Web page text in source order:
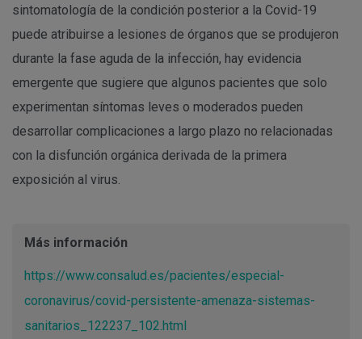
sintomatología de la condición posterior a la Covid-19
puede atribuirse a lesiones de órganos que se produjeron
durante la fase aguda de la infección, hay evidencia
emergente que sugiere que algunos pacientes que solo
experimentan síntomas leves o moderados pueden
desarrollar complicaciones a largo plazo no relacionadas
con la disfunción orgánica derivada de la primera
exposición al virus.
Más información
https://www.consalud.es/pacientes/especial-
coronavirus/covid-persistente-amenaza-sistemas-
sanitarios_122237_102.html